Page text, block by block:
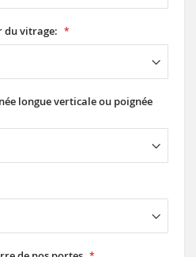
du vitrage:
longue verticale ou poignée